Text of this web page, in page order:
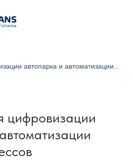
автопарка и автоматизации...
цифровизации